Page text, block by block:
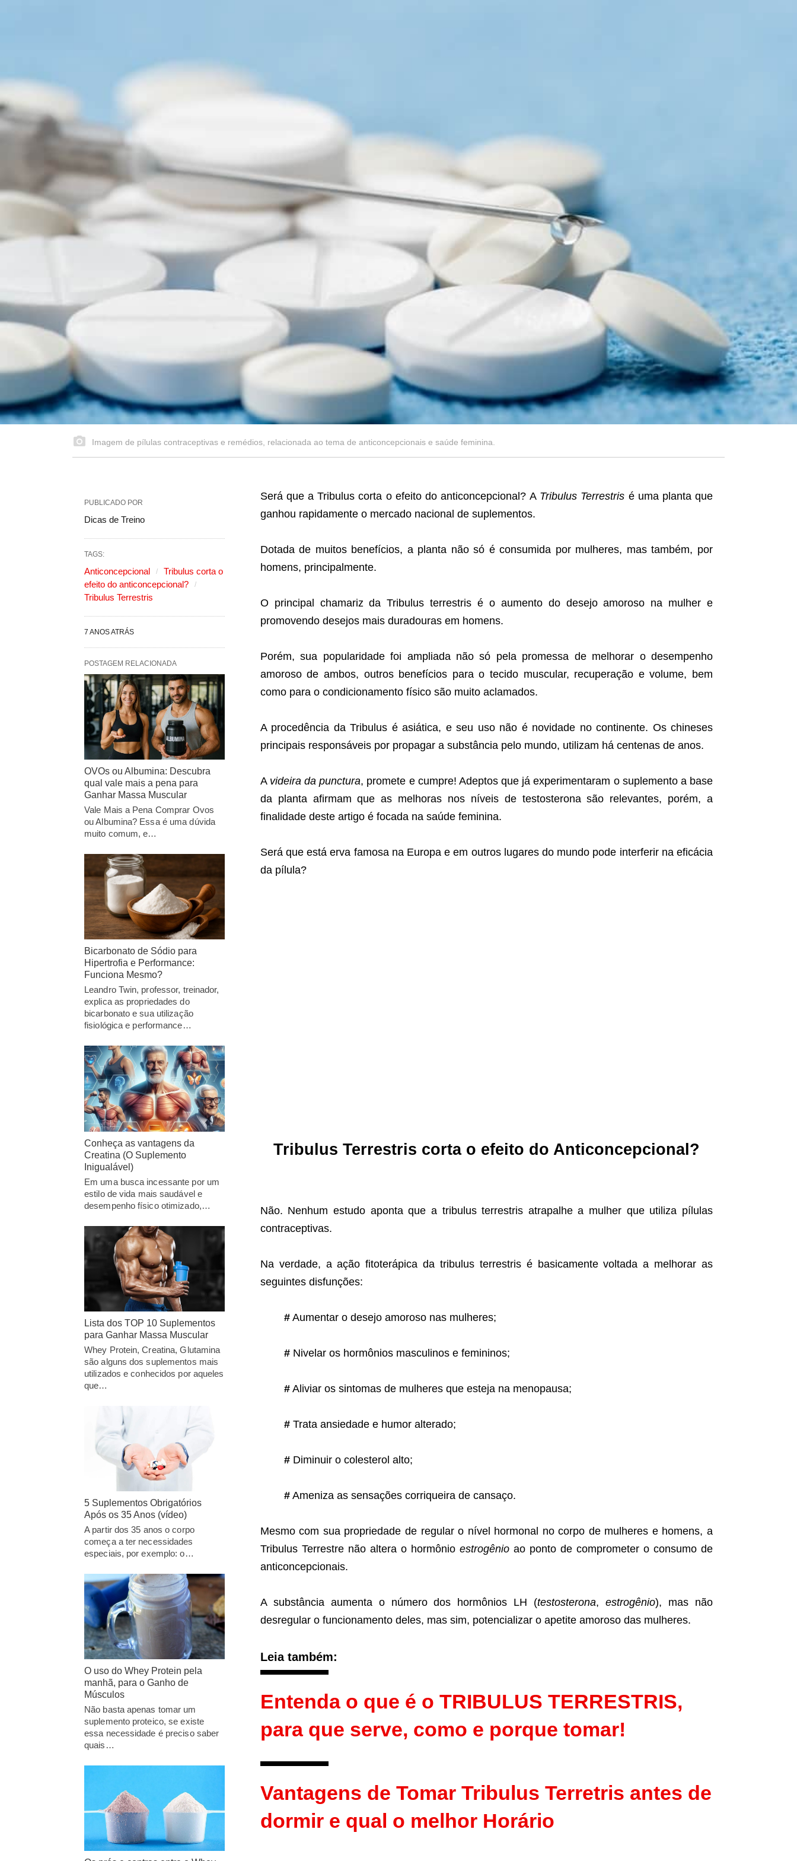
Imagem de pílulas contraceptivas e remédios, relacionada ao tema de anticoncepcionais e saúde feminina.
Será que a Tribulus corta o efeito do anticoncepcional? A Tribulus Terrestris é uma planta que
ganhou rapidamente o mercado nacional de suplementos.
Dotada de muitos benefícios, a planta não só é consumida por mulheres, mas também, por
homens, principalmente.
O principal chamariz da Tribulus terrestris é o aumento do desejo amoroso na mulher e
promovendo desejos mais duradouras em homens.
Porém, sua popularidade foi ampliada não só pela promessa de melhorar o desempenho
amoroso de ambos, outros benefícios para o tecido muscular, recuperação e volume, bem
como para o condicionamento físico são muito aclamados.
A procedência da Tribulus é asiática, e seu uso não é novidade no continente. Os chineses
principais responsáveis por propagar a substância pelo mundo, utilizam há centenas de anos.
A videira da punctura, promete e cumpre! Adeptos que já experimentaram o suplemento a base
da planta afirmam que as melhoras nos níveis de testosterona são relevantes, porém, a
finalidade deste artigo é focada na saúde feminina.
Será que está erva famosa na Europa e em outros lugares do mundo pode interferir na eficácia
da pílula?
Tribulus Terrestris corta o efeito do Anticoncepcional?
Não. Nenhum estudo aponta que a tribulus terrestris atrapalhe a mulher que utiliza pílulas
contraceptivas.
Na verdade, a ação fitoterápica da tribulus terrestris é basicamente voltada a melhorar as
seguintes disfunções:
#Aumentar o desejo amoroso nas mulheres;
#Nivelar os hormônios masculinos e femininos;
#Aliviar os sintomas de mulheres que esteja na menopausa;
#Trata ansiedade e humor alterado;
#Diminuir o colesterol alto;
#Ameniza as sensações corriqueira de cansaço.
Mesmo com sua propriedade de regular o nível hormonal no corpo de mulheres e homens, a
Tribulus Terrestre não altera o hormônio estrogênioao ponto de comprometer o consumo de
anticoncepcionais.
A substância aumenta o número dos hormônios LH (testosterona,estrogênio), mas não
desregular o funcionamento deles, mas sim, potencializar o apetite amoroso das mulheres.
Leia também:
Entenda o que é o TRIBULUS TERRESTRIS,
para que serve, como e porque tomar!
Vantagens de Tomar Tribulus Terretris antes de
dormir e qual o melhor Horário
PUBLICADO POR
Dicas de Treino
TAGS:
Anticoncepcional
Tribulus corta o
efeito do anticoncepcional?
Tribulus Terrestris
7 ANOS ATRÁS
POSTAGEM RELACIONADA
OVOs ou Albumina: Descubra
qual vale mais a pena para
Ganhar Massa Muscular
Vale Mais a Pena Comprar Ovos
ou Albumina? Essa é uma dúvida
muito comum, e…
Bicarbonato de Sódio para
Hipertrofia e Performance:
Funciona Mesmo?
Leandro Twin, professor, treinador,
explica as propriedades do
bicarbonato e sua utilização
fisiológica e performance…
Conheça as vantagens da
Creatina (O Suplemento
Inigualável)
Em uma busca incessante por um
estilo de vida mais saudável e
desempenho físico otimizado,…
Lista dos TOP 10 Suplementos
para Ganhar Massa Muscular
Whey Protein, Creatina, Glutamina
são alguns dos suplementos mais
utilizados e conhecidos por aqueles
que…
5 Suplementos Obrigatórios
Após os 35 Anos (vídeo)
A partir dos 35 anos o corpo
começa a ter necessidades
especiais, por exemplo: o…
O uso do Whey Protein pela
manhã, para o Ganho de
Músculos
Não basta apenas tomar um
suplemento proteico, se existe
essa necessidade é preciso saber
quais…